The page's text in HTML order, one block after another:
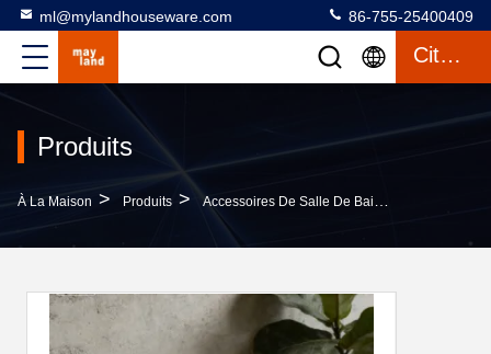
ml@mylandhouseware.com 86-755-25400409
Citation
Produits
À La Maison > Produits > Accessoires De Salle De Bain En Verre